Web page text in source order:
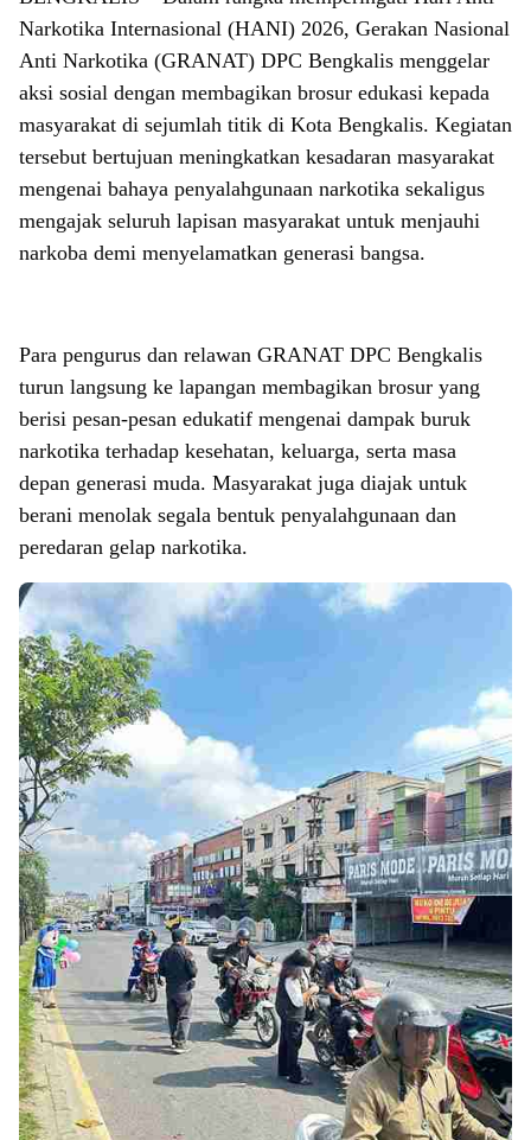
Narkotika Internasional (HANI) 2026, Gerakan Nasional
Anti Narkotika (GRANAT) DPC Bengkalis menggelar
aksi sosial dengan membagikan brosur edukasi kepada
masyarakat di sejumlah titik di Kota Bengkalis. Kegiatan
tersebut bertujuan meningkatkan kesadaran masyarakat
mengenai bahaya penyalahgunaan narkotika sekaligus
mengajak seluruh lapisan masyarakat untuk menjauhi
narkoba demi menyelamatkan generasi bangsa.
Para pengurus dan relawan GRANAT DPC Bengkalis
turun langsung ke lapangan membagikan brosur yang
berisi pesan-pesan edukatif mengenai dampak buruk
narkotika terhadap kesehatan, keluarga, serta masa
depan generasi muda. Masyarakat juga diajak untuk
berani menolak segala bentuk penyalahgunaan dan
peredaran gelap narkotika.